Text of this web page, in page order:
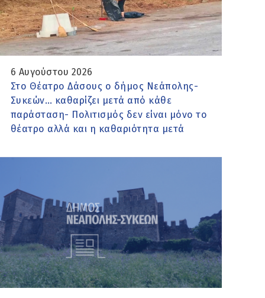
6 Αυγούστου 2026
Στο Θέατρο Δάσους ο δήμος Νεάπολης-
Συκεών… καθαρίζει μετά από κάθε
παράσταση- Πολιτισμός δεν είναι μόνο το
θέατρο αλλά και η καθαριότητα μετά